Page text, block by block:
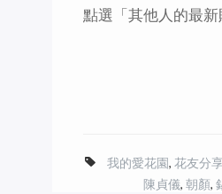
點選「其他人的最新
我的愛花園, 花友分享
陳貞儀, 朝顏,